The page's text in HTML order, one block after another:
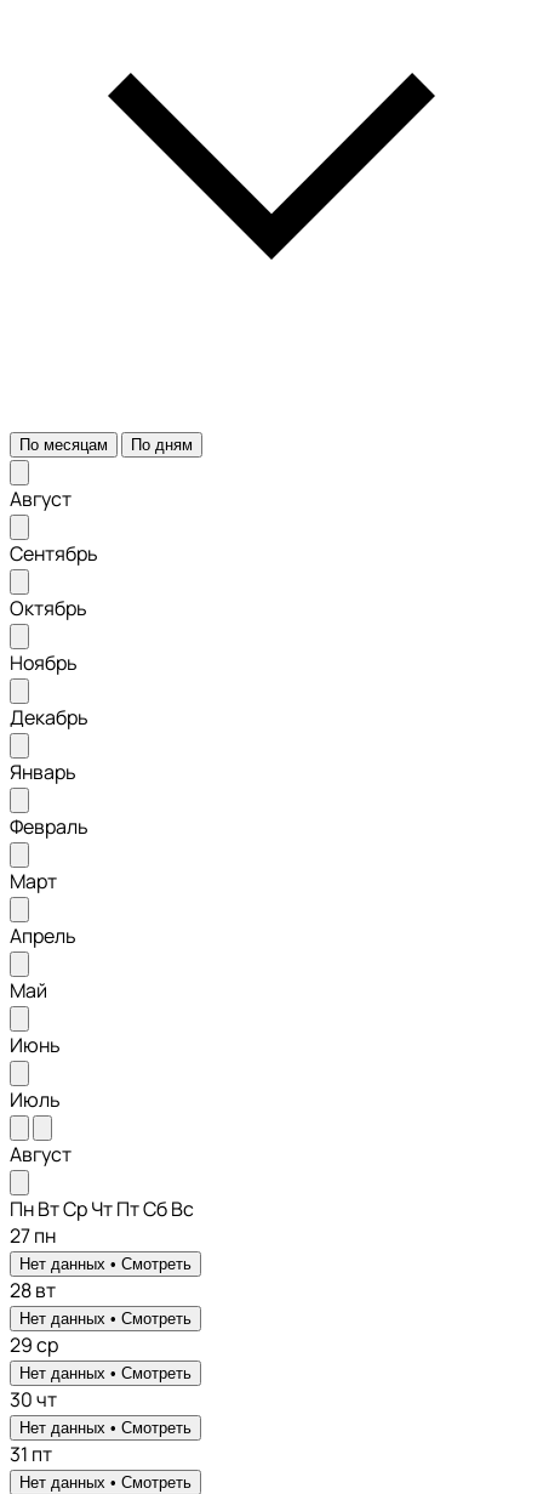
По месяцам По дням
Август
Сентябрь
Октябрь
Ноябрь
Декабрь
Январь
Февраль
Март
Апрель
Май
Июнь
Июль
Август
ПнВтСрЧтПтСбВс
27пн
Нет данных • Смотреть
28вт
Нет данных • Смотреть
29ср
Нет данных • Смотреть
30чт
Нет данных • Смотреть
31 пт
Нет данных • Смотреть